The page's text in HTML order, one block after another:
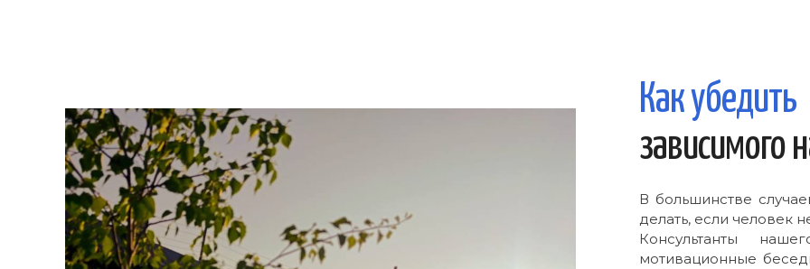
Как убедить
зависимого
В большинстве
делать, если человек
Консультанты
мотивационные